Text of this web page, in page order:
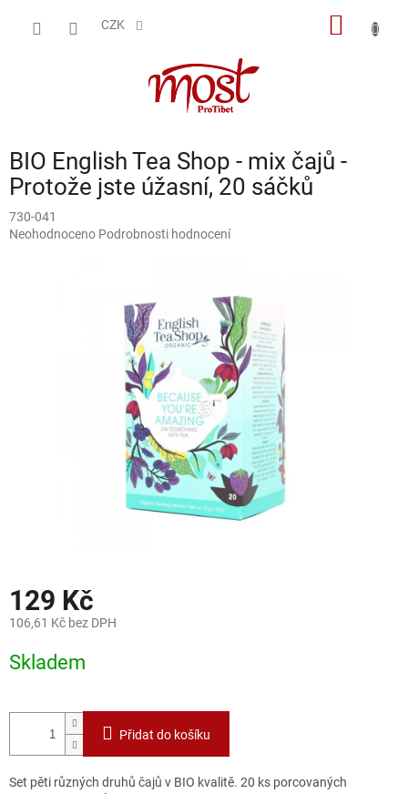
CZK
BIO English Tea Shop - mix čajů -
Protože jste úžasní, 20 sáčků
730-041
Průměrné
Neohodnoceno Podrobnosti hodnocení
129 Kč
106,61 Kč bez DPH
cena:
Skladem
Přidat do košíku
Set pěti různých druhů čajů v BIO kvalitě. 20 ks porcovaných